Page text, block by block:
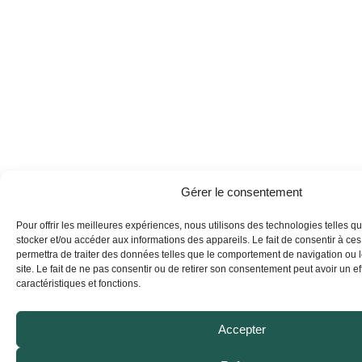
Gérer le consentement
Pour offrir les meilleures expériences, nous utilisons des technologies telles
stocker et/ou accéder aux informations des appareils. Le fait de consentir à
permettra de traiter des données telles que le comportement de navigation ou
site. Le fait de ne pas consentir ou de retirer son consentement peut avoir un
caractéristiques et fonctions.
Accepter